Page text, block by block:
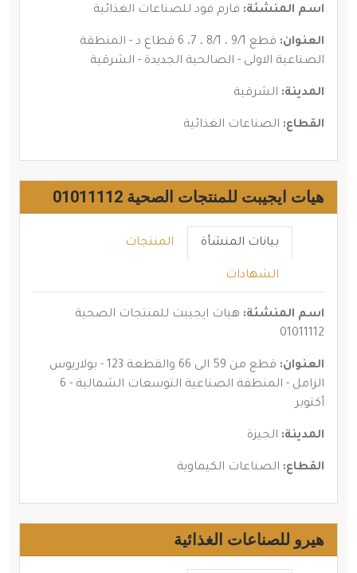
اسم المنشئة: فارم فود للصناعات الغذائية
العنوان:
قطع 9/1 ، 8/1 ، 7، 6 قطاع د - المنطقة
الصناعية الاولى - الصالحية الجديدة - الشرقية
المدينة: الشرقية
القطاع: الصناعات الغذائية
هيات ايجيبت للمنتجات الصحية 01011112
بيانات المنشأة المنتجات
الشهادات
اسم المنشئة: هيات ايجيبت للمنتجات الصحية
01011112
العنوان:
قطع من 59 الى 66 والقطعة 123 - بولاريوس
الزامل - المنطقة الصناعية التوسعات الشمالية - 6
أكتوبر
المدينة: الجيزة
القطاع: الصناعات الكيماوية
هيرو للصناعات الغذائية